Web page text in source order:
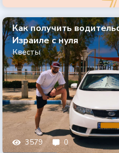
Как получить
Израиле с нуля
Квесты
3579 0